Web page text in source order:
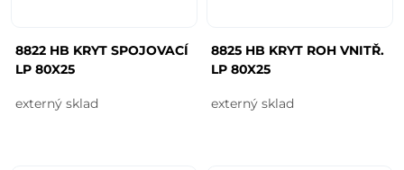
8822 HB KRYT SPOJOVACÍ
LP 80X25
externý sklad
8825 HB KRYT ROH VNITŘ.
LP 80X25
externý sklad